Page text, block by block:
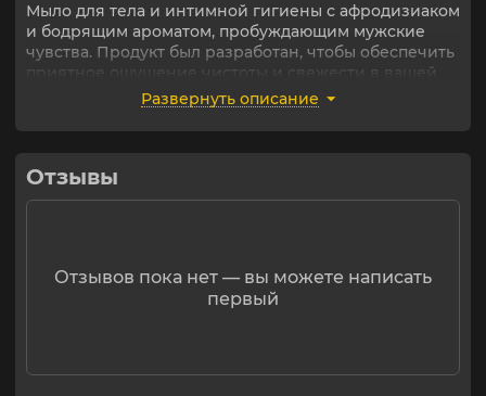
Мыло для тела и интимной гигиены с афродизиаком
и бодрящим ароматом, пробуждающим мужские
чувства. Продукт был разработан, чтобы обеспечить
приятное ощущение чистоты и свежести в вашей
повседневной жизни.
Его можно использовать ежедневно, в ванне для
расслабления и очищения или в сексуальные
моменты, когда вы хотите стимулировать чувства и
начать более интенсивные отношения.
образования обильной пены. Хорошо промойте и
при необходимости повторите нанесение.
Развернуть описание
Отзывы
Отзывов пока нет — вы можете написать
первый